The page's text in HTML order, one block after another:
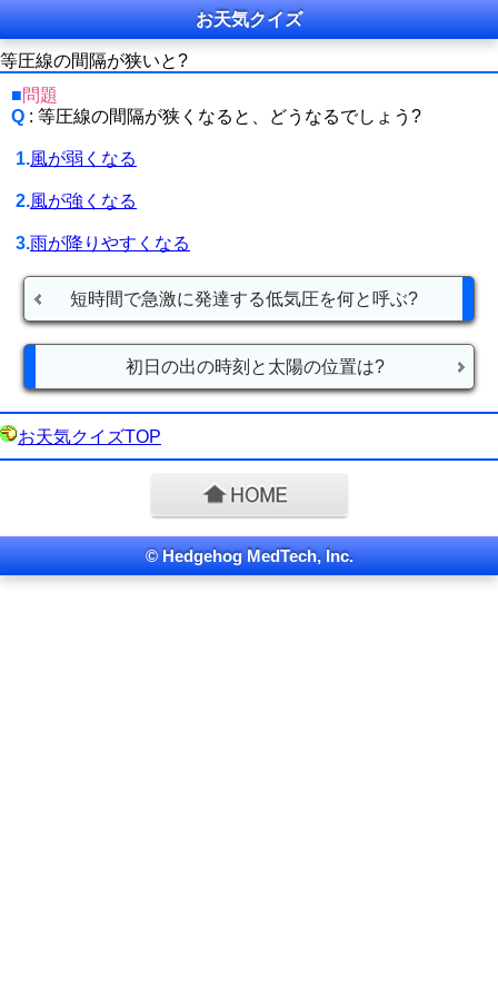
お天気クイズ
等圧線の間隔が狭いと?
■問題
Q : 等圧線の間隔が狭くなると、どうなるでしょう?
1.風が弱くなる
2.風が強くなる
3.雨が降りやすくなる
短時間で急激に発達する低気圧を何と呼ぶ?
初日の出の時刻と太陽の位置は?
お天気クイズTOP
© Hedgehog MedTech, Inc.